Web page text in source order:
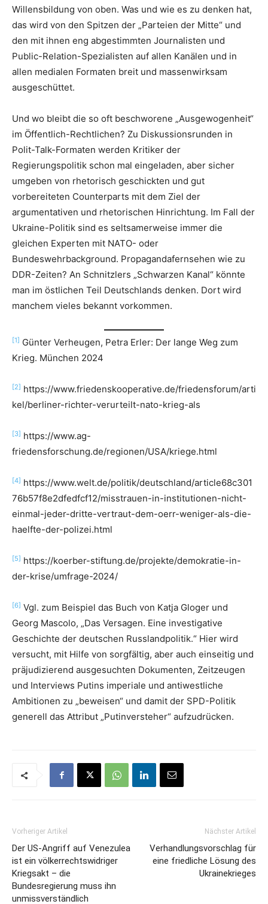
Willensbildung von oben. Was und wie es zu denken hat,
das wird von den Spitzen der „Parteien der Mitte“ und
den mit ihnen eng abgestimmten Journalisten und
Public-Relation-Spezialisten auf allen Kanälen und in
allen medialen Formaten breit und massenwirksam
ausgeschüttet.
Und wo bleibt die so oft beschworene „Ausgewogenheit“
im Öffentlich-Rechtlichen? Zu Diskussionsrunden in
Polit-Talk-Formaten werden Kritiker der
Regierungspolitik schon mal eingeladen, aber sicher
umgeben von rhetorisch geschickten und gut
vorbereiteten Counterparts mit dem Ziel der
argumentativen und rhetorischen Hinrichtung. Im Fall der
Ukraine-Politik sind es seltsamerweise immer die
gleichen Experten mit NATO- oder
Bundeswehrbackground. Propagandafernsehen wie zu
DDR-Zeiten? An Schnitzlers „Schwarzen Kanal“ könnte
man im östlichen Teil Deutschlands denken. Dort wird
manchem vieles bekannt vorkommen.
[1] Günter Verheugen, Petra Erler: Der lange Weg zum
Krieg. München 2024
[2] https://www.friedenskooperative.de/friedensforum/arti
kel/berliner-richter-verurteilt-nato-krieg-als
[3] https://www.ag-
friedensforschung.de/regionen/USA/kriege.html
[4] https://www.welt.de/politik/deutschland/article68c301
76b57f8e2dfedfcf12/misstrauen-in-institutionen-nicht-
einmal-jeder-dritte-vertraut-dem-oerr-weniger-als-die-
haelfte-der-polizei.html
[5] https://koerber-stiftung.de/projekte/demokratie-in-
der-krise/umfrage-2024/
[6] Vgl. zum Beispiel das Buch von Katja Gloger und
Georg Mascolo, „Das Versagen. Eine investigative
Geschichte der deutschen Russlandpolitik.“ Hier wird
versucht, mit Hilfe von sorgfältig, aber auch einseitig und
präjudizierend ausgesuchten Dokumenten, Zeitzeugen
und Interviews Putins imperiale und antiwestliche
Ambitionen zu „beweisen“ und damit der SPD-Politik
generell das Attribut „Putinversteher“ aufzudrücken.
Vorheriger Artikel
Der US-Angriff auf Venezulea
ist ein völkerrechtswidriger
Kriegsakt – die
Bundesregierung muss ihn
unmissverständlich
Nächster Artikel
Verhandlungsvorschlag für
eine friedliche Lösung des
Ukrainekrieges